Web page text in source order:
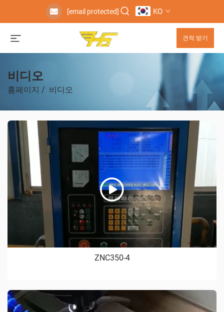
[email protected] KO
견적 받기
비디오
홈페이지 / 비디오
ZNC350-4